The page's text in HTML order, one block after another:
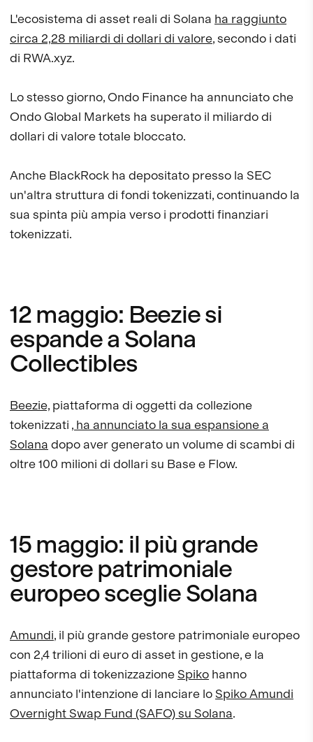
L'ecosistema di asset reali di Solana ha raggiunto
circa 2,28 miliardi di dollari di valore, secondo i dati
di RWA.xyz.
Lo stesso giorno, Ondo Finance ha annunciato che
Ondo Global Markets ha superato il miliardo di
dollari di valore totale bloccato.
Anche BlackRock ha depositato presso la SEC
un'altra struttura di fondi tokenizzati, continuando la
sua spinta più ampia verso i prodotti finanziari
tokenizzati.
12 maggio: Beezie si
espande a Solana
Collectibles
Beezie, piattaforma di oggetti da collezione
tokenizzati , ha annunciato la sua espansione a
Solana dopo aver generato un volume di scambi di
oltre 100 milioni di dollari su Base e Flow.
15 maggio: il più grande
gestore patrimoniale
europeo sceglie Solana
Amundi, il più grande gestore patrimoniale europeo
con 2,4 trilioni di euro di asset in gestione, e la
piattaforma di tokenizzazioneSpiko hanno
annunciato l'intenzione di lanciare loSpiko Amundi
Overnight Swap Fund (SAFO) su Solana.